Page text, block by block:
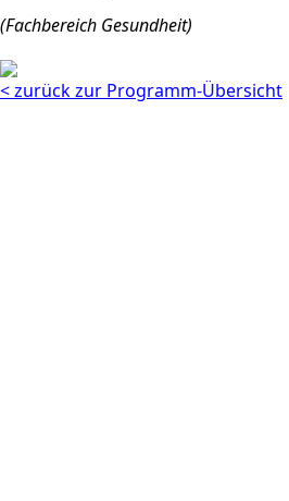
(Fachbereich Gesundheit)
< zurück zur Programm-Übersicht